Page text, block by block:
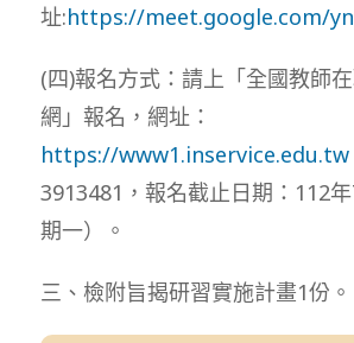
址:https://meet.google.com/
(四)報名方式：請上「全國教師
網」報名，網址：
https://www1.inservice.edu.tw
3913481，報名截止日期：112
期一）。
三、檢附旨揭研習實施計畫1份。